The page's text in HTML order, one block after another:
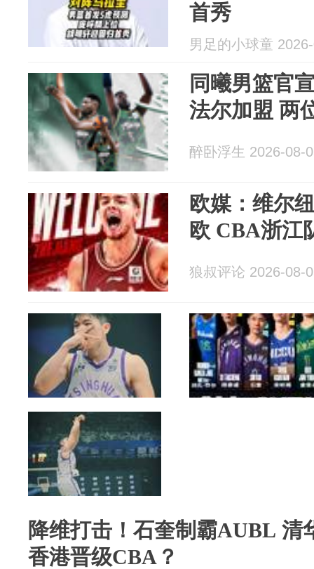
首秀
男足的小球童
同曦男篮官
法尔加盟 两
醉卧浮生 2026-08-
欧媒：维尔
欧 CBA浙江
狼叔评论 2026-08-
降维打击！石奎制霸AUBL 清
香港晋级CBA？